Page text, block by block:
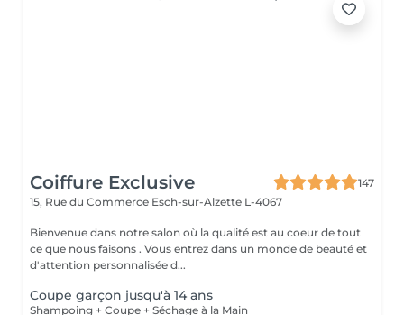
Coiffure Exclusive
147
15, Rue du Commerce Esch-sur-Alzette L-4067
Bienvenue dans notre salon où la qualité est au coeur de tout
ce que nous faisons . Vous entrez dans un monde de beauté et
d'attention personnalisée d...
Coupe garçon jusqu'à 14 ans
Shampoing + Coupe + Séchage à la Main